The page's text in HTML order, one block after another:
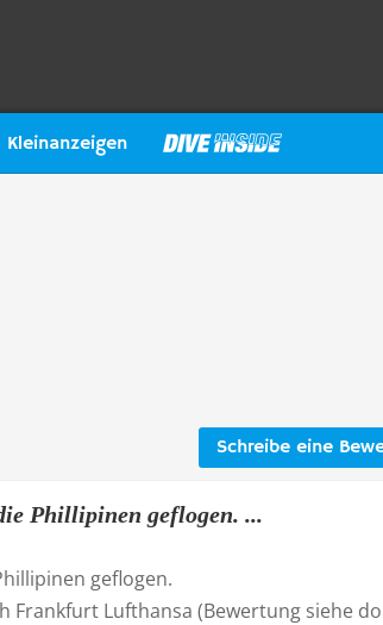
Kleinanzeigen
Schreibe eine
Phillipinen geflogen. ...
geflogen.
Frankfurt Lufthansa (Bewertung siehe